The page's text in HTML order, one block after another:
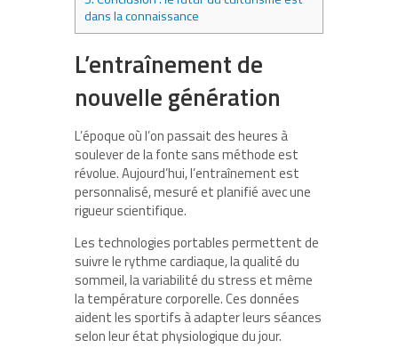
dans la connaissance
L’entraînement de
nouvelle génération
L’époque où l’on passait des heures à
soulever de la fonte sans méthode est
révolue. Aujourd’hui, l’entraînement est
personnalisé, mesuré et planifié avec une
rigueur scientifique.
Les technologies portables permettent de
suivre le rythme cardiaque, la qualité du
sommeil, la variabilité du stress et même
la température corporelle. Ces données
aident les sportifs à adapter leurs séances
selon leur état physiologique du jour.